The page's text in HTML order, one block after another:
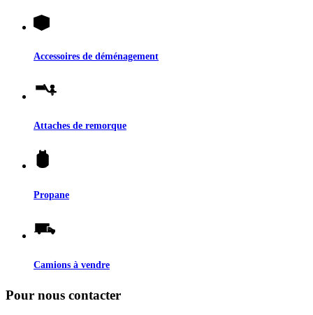
Accessoires de déménagement
Attaches de remorque
Propane
Camions à vendre
Pour nous contacter